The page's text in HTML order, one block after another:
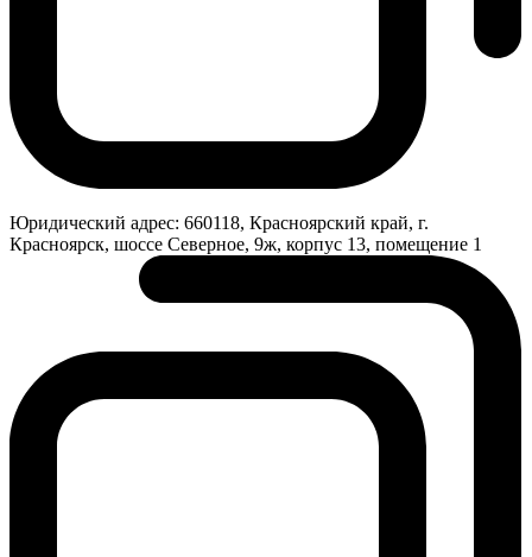
Юридический адрес: 660118, Красноярский край, г.
Красноярск, шоссе Северное, 9ж, корпус 13, помещение 1